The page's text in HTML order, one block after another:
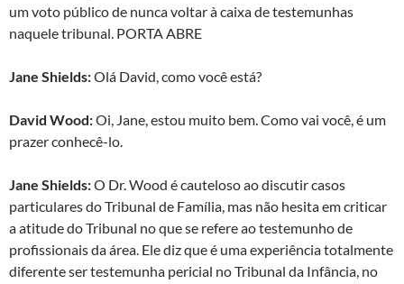
um voto público de nunca voltar à caixa de testemunhas
naquele tribunal. PORTA ABRE
Jane Shields:Olá David, como você está?
David Wood:Oi, Jane, estou muito bem. Como vai você, é um
prazer conhecê-lo.
Jane Shields:O Dr. Wood é cauteloso ao discutir casos
particulares do Tribunal de Família, mas não hesita em criticar
a atitude do Tribunal no que se refere ao testemunho de
profissionais da área. Ele diz que é uma experiência totalmente
diferente ser testemunha pericial no Tribunal da Infância, no